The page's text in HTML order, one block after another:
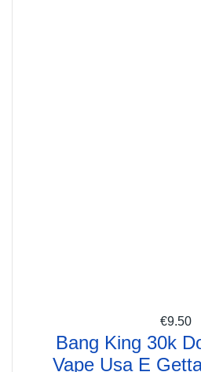
€9.50
Bang King 30k
Vape Usa E